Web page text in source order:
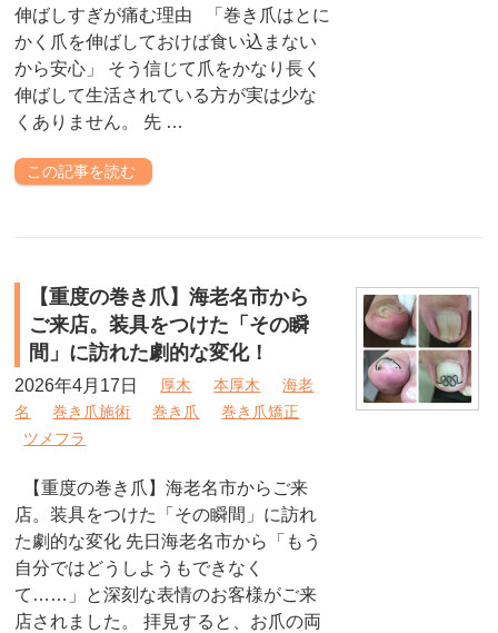
伸ばしすぎが痛む理由 「巻き爪はとに
かく爪を伸ばしておけば食い込まない
から安心」 そう信じて爪をかなり長く
伸ばして生活されている方が実は少な
くありません。 先 …
この記事を読む
【重度の巻き爪】海老名市から
ご来店。装具をつけた「その瞬
間」に訪れた劇的な変化！
2026年4月17日 厚木 本厚木
海老
名
巻き爪施術 巻き爪
巻き爪矯正
ツメフラ
【重度の巻き爪】海老名市からご来
店。装具をつけた「その瞬間」に訪れ
た劇的な変化 先日海老名市から「もう
自分ではどうしようもできなく
て……」と深刻な表情のお客様がご来
店されました。 拝見すると、お爪の両